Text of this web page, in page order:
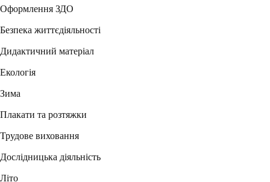
Оформлення ЗДО
Безпека життєдіяльності
Дидактичний матеріал
Екологія
Зима
Плакати та розтяжки
Трудове виховання
Дослідницька діяльність
Літо